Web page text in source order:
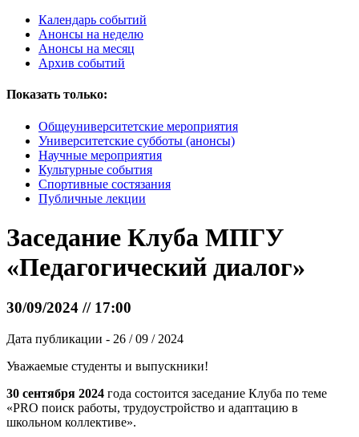
Календарь событий
Анонсы на неделю
Анонсы на месяц
Архив событий
Показать только:
Общеуниверситетские мероприятия
Университетские субботы (анонсы)
Научные мероприятия
Культурные события
Спортивные состязания
Публичные лекции
Заседание Клуба МПГУ
«Педагогический диалог»
30/09/2024 // 17:00
Дата публикации - 26 / 09 / 2024
Уважаемые студенты и выпускники!
30 сентября 2024 года состоится заседание Клуба по теме
«PRO поиск работы, трудоустройство и адаптацию в
школьном коллективе».